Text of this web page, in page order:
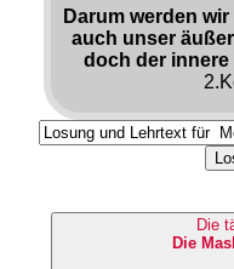
Darum werden
auch unser
doch der innere
Die
Die